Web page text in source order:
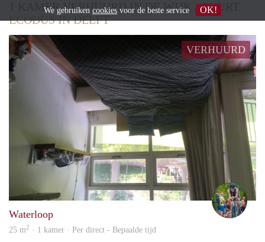
1 KAMER VERHUURD IN DE WIJK / BUURT
ECODUS IN DELFT
VERHUURD
Waterloop
25 m2 · 1 kamer · Per direct - Bepaalde tijd
We gebruiken cookies voor de beste service OK!